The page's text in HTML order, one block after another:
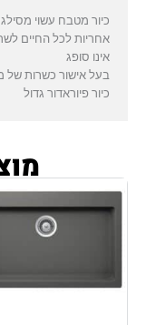
כיור מטבח עשוי
אחריות לכל החיים
אינו סופג
בעל אישור כשרות של
כיור פיוראדור גדול